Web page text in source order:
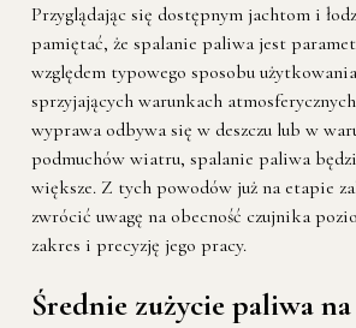
Przyglądając się dostępnym jachtom i
pamiętać, że spalanie paliwa jest
względem typowego sposobu
sprzyjających warunkach
wyprawa odbywa się w deszczu lub w
podmuchów wiatru, spalanie paliwa
większe. Z tych powodów już na etapie
zwrócić uwagę na obecność czujnika
zakres i precyzję jego pracy.
Średnie zużycie paliwa